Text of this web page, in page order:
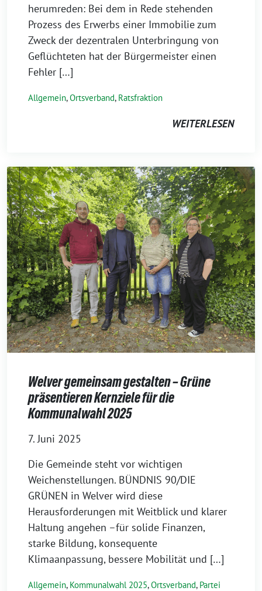
herumreden: Bei dem in Rede stehenden
Prozess des Erwerbs einer Immobilie zum
Zweck der dezentralen Unterbringung von
Geflüchteten hat der Bürgermeister einen
Fehler […]
Allgemein,Ortsverband, Ratsfraktion
WEITERLESEN
Welver gemeinsam gestalten – Grüne
präsentieren Kernziele für die
Kommunalwahl 2025
7. Juni 2025
Die Gemeinde steht vor wichtigen
Weichenstellungen. BÜNDNIS 90/DIE
GRÜNEN in Welver wird diese
Herausforderungen mit Weitblick und klarer
Haltung angehen –für solide Finanzen,
starke Bildung, konsequente
Klimaanpassung, bessere Mobilität und […]
Allgemein, Kommunalwahl 2025,Ortsverband, Partei